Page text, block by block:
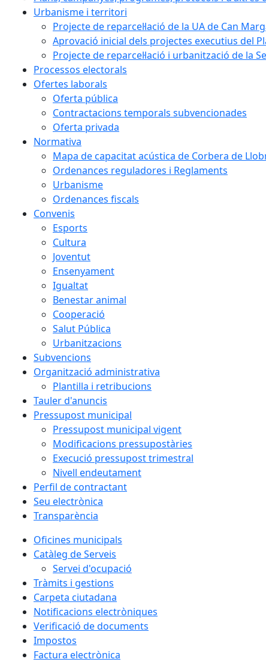
Urbanisme i territori
Projecte de reparcel·lació de la UA de Can
Aprovació inicial dels projectes executius del
Projecte de reparcel·lació i urbanització de la
Processos electorals
Ofertes laborals
Oferta pública
Contractacions temporals subvencionades
Oferta privada
Normativa
Mapa de capacitat acústica de Corbera de
Ordenances reguladores i Reglaments
Urbanisme
Ordenances fiscals
Convenis
Esports
Cultura
Joventut
Ensenyament
Igualtat
Benestar animal
Cooperació
Salut Pública
Urbanitzacions
Subvencions
Organització administrativa
Plantilla i retribucions
Tauler d'anuncis
Pressupost municipal
Pressupost municipal vigent
Modificacions pressupostàries
Execució pressupost trimestral
Nivell endeutament
Perfil de contractant
Seu electrònica
Transparència
Oficines municipals
Catàleg de Serveis
Servei d'ocupació
Tràmits i gestions
Carpeta ciutadana
Notificacions electròniques
Verificació de documents
Impostos
Factura electrònica